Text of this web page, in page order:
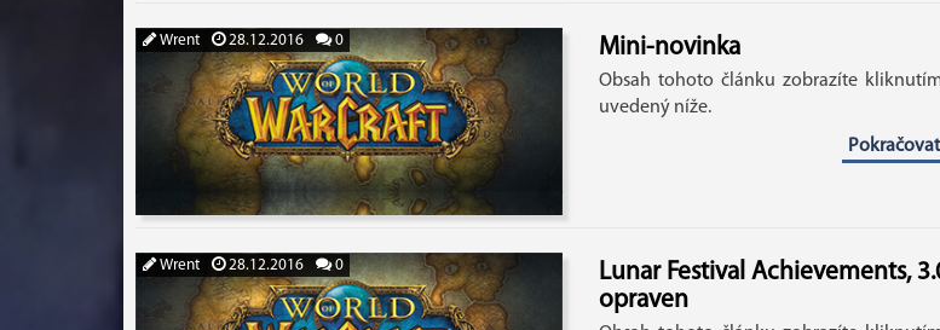
Wrent 28.12.2016 0 Mini-novinka
Obsah tohoto článku zobrazíte
uvedený níže.
Wrent 28.12.2016 0
Lunar Festival Achievements,
opraven